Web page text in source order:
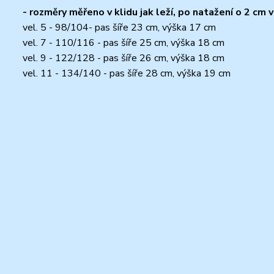
- rozměry měřeno v klidu jak leží, po natažení o 2 cm
vel. 5 - 98/104- pas šíře 23 cm, výška 17 cm
vel. 7 - 110/116 - pas šíře 25 cm, výška 18 cm
vel. 9 - 122/128 - pas šíře 26 cm, výška 18 cm
vel. 11 - 134/140 - pas šíře 28 cm, výška 19 cm